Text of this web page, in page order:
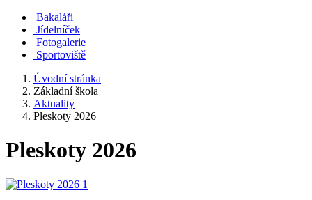
Bakaláři
Jídelníček
Fotogalerie
Sportoviště
Úvodní stránka
Základní škola
Aktuality
Pleskoty 2026
Pleskoty 2026